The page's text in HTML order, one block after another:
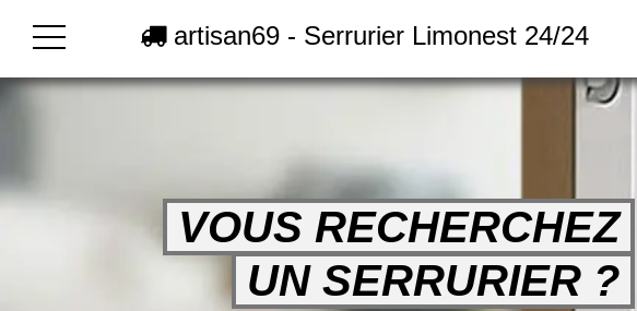
artisan69 - Serrurier Limonest 24/24
VOUS RECHERCHEZ
UN SERRURIER ?